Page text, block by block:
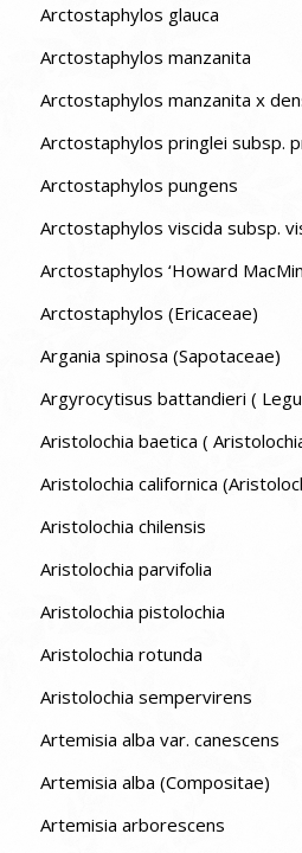
Arctostaphylos glauca
Arctostaphylos manzanita
Arctostaphylos manzanita x
Arctostaphylos pringlei subsp.
Arctostaphylos pungens
Arctostaphylos viscida subsp.
Arctostaphylos ‘Howard
Arctostaphylos (Ericaceae)
Argania spinosa (Sapotaceae)
Argyrocytisus battandieri (
Aristolochia baetica (
Aristolochia californica
Aristolochia chilensis
Aristolochia parvifolia
Aristolochia pistolochia
Aristolochia rotunda
Aristolochia sempervirens
Artemisia alba var. canescens
Artemisia alba (Compositae)
Artemisia arborescens